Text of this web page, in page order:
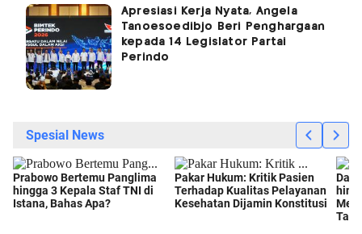
Apresiasi Kerja Nyata, Angela
Tanoesoedibjo Beri Penghargaan
kepada 14 Legislator Partai
Perindo